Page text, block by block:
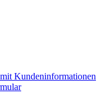
Kundeninformationen